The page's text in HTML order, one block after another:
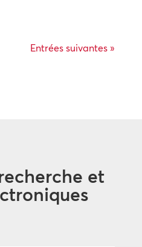
Entrées suivantes »
et